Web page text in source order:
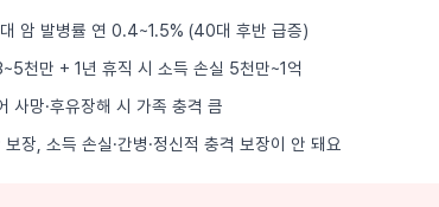
암 발병률 연 0.4~1.5% (40대 후반 급증)
천만 + 1년 휴직 시 소득 손실 5천만~1억
사망·후유장해 시 가족 충격 큼
장, 소득 손실·간병·정신적 충격 보장이 안 돼요